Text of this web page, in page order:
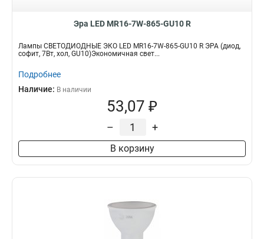
Эра LED MR16-7W-865-GU10 R
Лампы СВЕТОДИОДНЫЕ ЭКО LED MR16-7W-865-GU10 R ЭРА (диод,
софит, 7Вт, хол, GU10)Экономичная свет...
Подробнее
Наличие: В наличии
53,07 ₽
– +
В корзину